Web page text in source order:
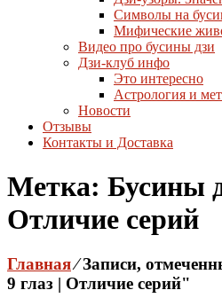
Символы на
Мифические
Видео про бусины дзи
Дзи-клуб инфо
Это интересно
Астрология и
Новости
Отзывы
Контакты и Доставка
Метка: Бусины
Отличие серий
Главная⁄Записи,
9 глаз | Отличие серий"